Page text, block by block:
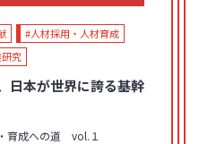
#人材採用・人材育成
究
日本が世界に誇る基幹
育成への道 vol.１